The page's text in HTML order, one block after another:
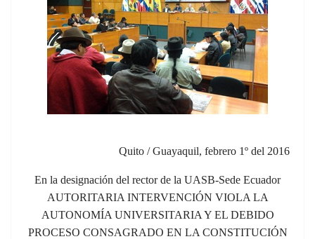
Quito / Guayaquil, febrero 1º del 2016
En la designación del rector de la UASB-Sede Ecuador
AUTORITARIA INTERVENCIÓN VIOLA LA
AUTONOMÍA UNIVERSITARIA Y EL DEBIDO
PROCESO CONSAGRADO EN LA CONSTITUCIÓN